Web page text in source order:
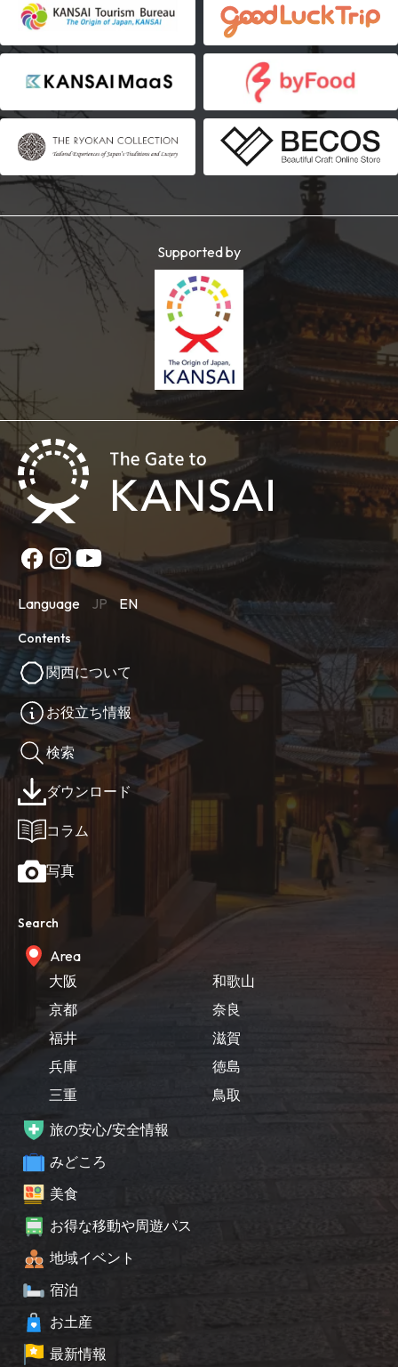
Supported by
Language JP EN
Contents
関西について
お役立ち情報
検索
ダウンロード
コラム
写真
Search
Area
大阪
京都
福井
兵庫
三重
和歌山
奈良
滋賀
徳島
鳥取
旅の安心/安全情報
みどころ
美食
お得な移動や周遊パス
地域イベント
宿泊
お土産
最新情報